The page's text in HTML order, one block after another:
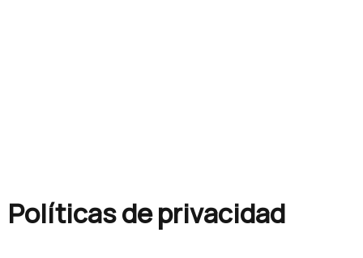
Políticas de privacidad